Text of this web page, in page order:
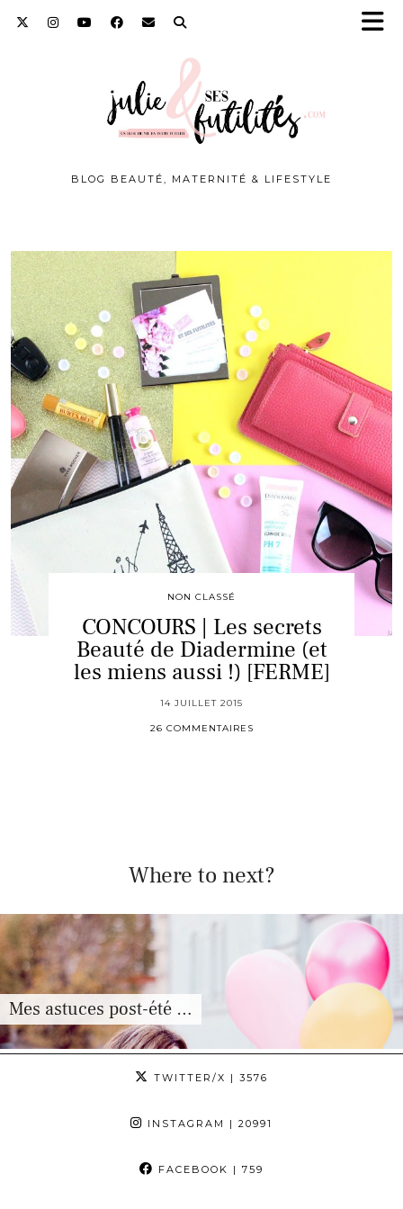
BLOG BEAUTÉ, MATERNITÉ & LIFESTYLE
NON CLASSÉ
CONCOURS | Les secrets
Beauté de Diadermine (et
les miens aussi !) [FERME]
14 JUILLET 2015
26 COMMENTAIRES
Where to next?
Mes astuces post-été …
TWITTER/X | 3576
INSTAGRAM | 20991
FACEBOOK | 759